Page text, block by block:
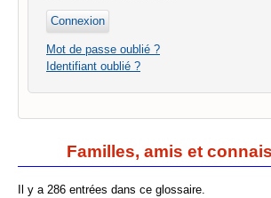
Mot de passe oublié ?
Identifiant oublié ?
Familles, amis et
Il y a 286 entrées dans ce glossaire.